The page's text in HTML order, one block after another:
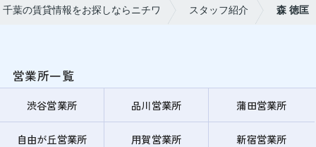
葉の賃貸情報をお探しならニチワ スタッフ紹介 森 徳匡
営業所一覧
渋谷営業所 品川営業所 蒲田営業所
自由が丘営業所 用賀営業所 新宿営業所